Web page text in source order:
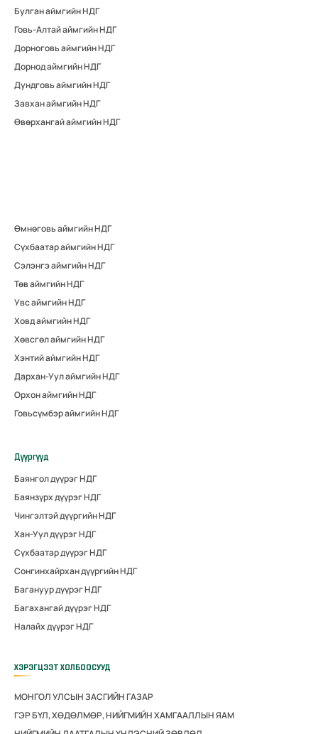
Булган аймгийн НДГ
Говь-Алтай аймгийн НДГ
Дорноговь аймгийн НДГ
Дорнод аймгийн НДГ
Дундговь аймгийн НДГ
Завхан аймгийн НДГ
Өвөрхангай аймгийн НДГ
Өмнөговь аймгийн НДГ
Сүхбаатар аймгийн НДГ
Сэлэнгэ аймгийн НДГ
Төв аймгийн НДГ
Увс аймгийн НДГ
Ховд аймгийн НДГ
Хөвсгөл аймгийн НДГ
Хэнтий аймгийн НДГ
Дархан-Уул аймгийн НДГ
Орхон аймгийн НДГ
Говьсүмбэр аймгийн НДГ
Дүүргүүд
Баянгол дүүрэг НДГ
Баянзүрх дүүрэг НДГ
Чингэлтэй дүүргийн НДГ
Хан-Уул дүүрэг НДГ
Сүхбаатар дүүрэг НДГ
Сонгинхайрхан дүүргийн НДГ
Багануур дүүрэг НДГ
Багахангай дүүрэг НДГ
Налайх дүүрэг НДГ
ХЭРЭГЦЭЭТ ХОЛБООСУУД
МОНГОЛ УЛСЫН ЗАСГИЙН ГАЗАР
ГЭР БҮЛ, ХӨДӨЛМӨР, НИЙГМИЙН ХАМГААЛЛЫН ЯАМ